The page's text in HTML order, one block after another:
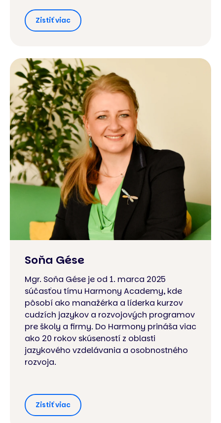
Zistiť viac
Soňa Gése
Mgr. Soňa Gése je od 1. marca 2025
súčasťou tímu Harmony Academy, kde
pôsobí ako manažérka a líderka kurzov
cudzích jazykov a rozvojových programov
pre školy a firmy. Do Harmony prináša viac
ako 20 rokov skúseností z oblasti
jazykového vzdelávania a osobnostného
rozvoja.
Zistiť viac